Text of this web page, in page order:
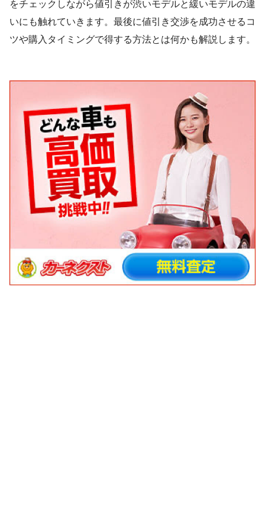
をチェックしながら値引きが渋いモデルと緩いモデルの違
いにも触れていきます。最後に値引き交渉を成功させるコ
ツや購入タイミングで得する方法とは何かも解説します。